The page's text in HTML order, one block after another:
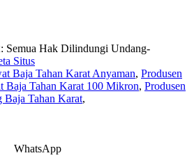
Semua Hak Dilindungi Undang-
Situs
Baja Tahan Karat Anyaman, Produsen
Baja Tahan Karat 100 Mikron, Produsen
Baja Tahan Karat,
WhatsApp